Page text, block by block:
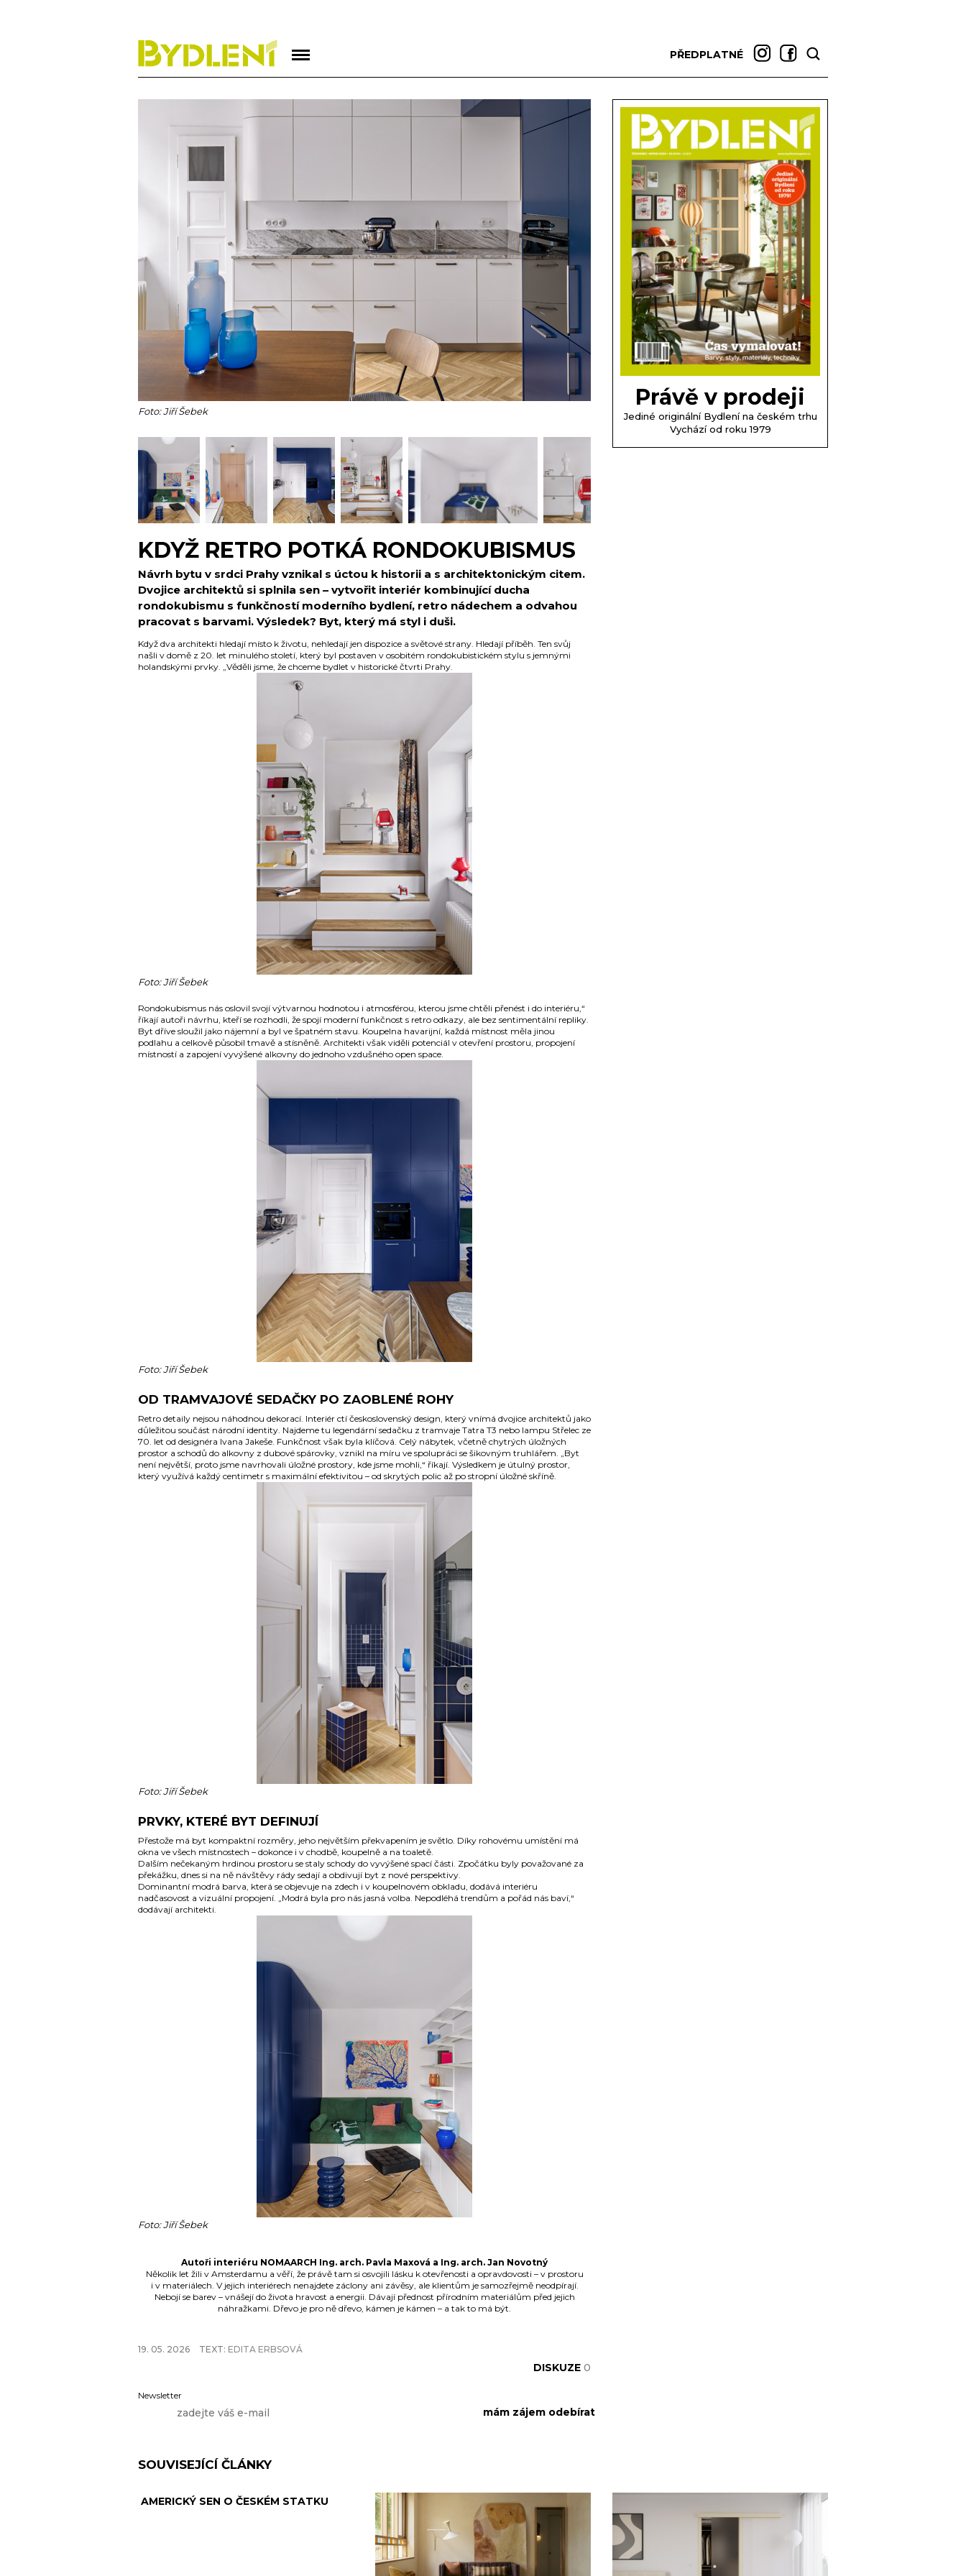
PŘEDPLATNÉ
Foto: Jiří Šebek
KDYŽ RETRO POTKÁ RONDOKUBISMUS
Návrh bytu v srdci Prahy vznikal s úctou k historii a s architektonickým citem.
Dvojice architektů si splnila sen – vytvořit interiér kombinující ducha
rondokubismu s funkčností moderního bydlení, retro nádechem a odvahou
pracovat s barvami. Výsledek? Byt, který má styl i duši.
Když dva architekti hledají místo k životu, nehledají jen dispozice a světové strany. Hledají příběh. Ten svůj
našli v domě z 20. let minulého století, který byl postaven v osobitém rondokubistickém stylu s jemnými
holandskými prvky. „Věděli jsme, že chceme bydlet v historické čtvrti Prahy.
Foto: Jiří Šebek
Rondokubismus nás oslovil svojí výtvarnou hodnotou i atmosférou, kterou jsme chtěli přenést i do interiéru,“
říkají autoři návrhu, kteří se rozhodli, že spojí moderní funkčnost s retro odkazy, ale bez sentimentální repliky.
Byt dříve sloužil jako nájemní a byl ve špatném stavu. Koupelna havarijní, každá místnost měla jinou
podlahu a celkově působil tmavě a stísněně. Architekti však viděli potenciál v otevření prostoru, propojení
místností a zapojení vyvýšené alkovny do jednoho vzdušného open space.
Foto: Jiří Šebek
OD TRAMVAJOVÉ SEDAČKY PO ZAOBLENÉ ROHY
Retro detaily nejsou náhodnou dekorací. Interiér ctí československý design, který vnímá dvojice architektů jako
důležitou součást národní identity. Najdeme tu legendární sedačku z tramvaje Tatra T3 nebo lampu Střelec ze
70. let od designéra Ivana Jakeše. Funkčnost však byla klíčová. Celý nábytek, včetně chytrých úložných
prostor a schodů do alkovny z dubové spárovky, vznikl na míru ve spolupráci se šikovným truhlářem. „Byt
není největší, proto jsme navrhovali úložné prostory, kde jsme mohli,“ říkají. Výsledkem je útulný prostor,
který využívá každý centimetr s maximální efektivitou – od skrytých polic až po stropní úložné skříně.
Foto: Jiří Šebek
PRVKY, KTERÉ BYT DEFINUJÍ
Přestože má byt kompaktní rozměry, jeho největším překvapením je svět­lo. Díky rohovému umístění má
okna ve všech místnostech – dokonce i v chod­bě, koupelně a na toaletě.
Dalším nečekaným hrdinou prostoru se staly schody do vyvýšené spací části. Zpočátku byly považované za
překážku, dnes si na ně návštěvy rády sedají a obdivují byt z nové perspektivy.
Dominantní modrá barva, která se objevuje na zdech i v koupelnovém obkladu, dodává interiéru
nadčasovost a vizuální propojení. „Modrá byla pro nás jasná volba. Nepodléhá trendům a pořád nás baví,“
dodávají architekti.
Foto: Jiří Šebek
Autoři interiéru NOMAARCH Ing. arch. Pavla Maxová a Ing. arch. Jan Novotný
Několik let žili v Amsterdamu a věří, že právě tam si osvojili lásku k otevřenosti a opravdovosti – v prostoru
i v materiálech. V jejich interiérech nenajdete záclony ani závěsy, ale klientům je samozřejmě neodpírají.
Nebojí se barev – vnášejí do života hravost a energii. Dávají přednost přírodním materiálům před jejich
náhražkami. Dřevo je pro ně dřevo, kámen je kámen – a tak to má být.
19. 05. 2026 TEXT: EDITA ERBSOVÁ
DISKUZE 0
Newsletter
SOUVISEJÍCÍ ČLÁNKY
AMERICKÝ SEN O ČESKÉM STATKU
Právě v prodeji
Jediné originální Bydlení na českém trhu
Vychází od roku 1979